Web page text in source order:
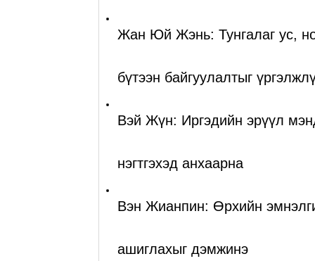
Жан Юй Жэнь: Тунгалаг ус,
бүтээн байгуулалтыг
Вэй Жүн: Иргэдийн эрүүл
нэгтгэхэд анхаарна
Вэн Жианпин: Өрхийн
ашиглахыг дэмжинэ